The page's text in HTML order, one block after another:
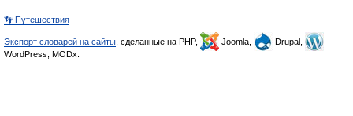
👣 Путешествия
Экспорт словарей на сайты , сделанные на PHP, Joomla,
Drupal,
WordPress, MODx.